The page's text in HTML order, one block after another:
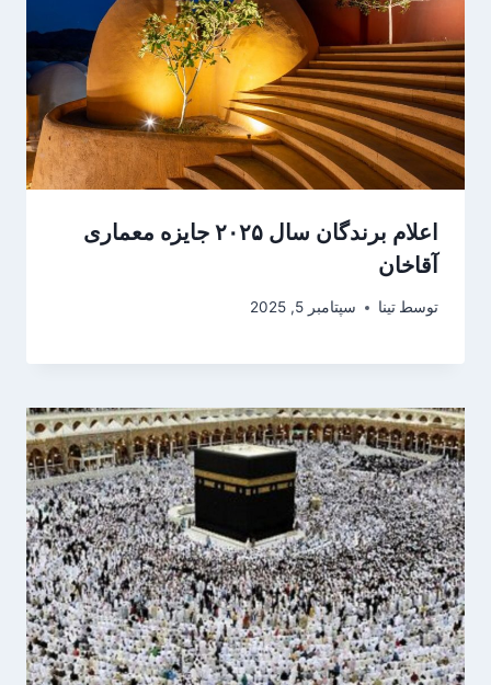
اعلام برندگان سال ۲۰۲۵ جایزه معماری
آقاخان
توسط تینا سپتامبر 5, 2025